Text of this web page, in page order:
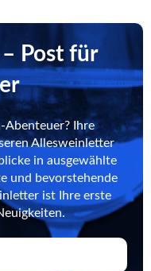
Post für
Abenteuer? Ihre
Allesweinletter
in ausgewählte
und bevorstehende
ist Ihre erste